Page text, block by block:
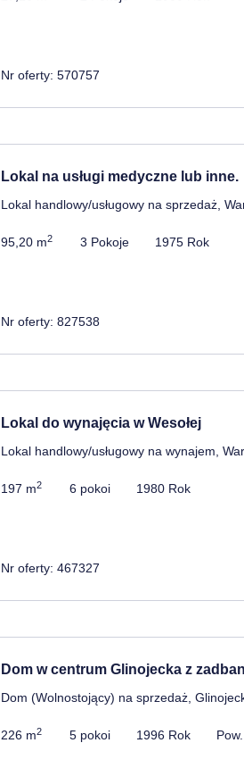
Nr oferty: 570757
Lokal na usługi medyczne lub inne.
Lokal handlowy/usługowy na sprzedaż,
95,20 m2 3 Pokoje 1975 Rok
Nr oferty: 827538
Lokal do wynajęcia w Wesołej
Lokal handlowy/usługowy na wynajem,
197 m2 6 pokoi 1980 Rok
Nr oferty: 467327
Dom w centrum Glinojecka z
Dom (Wolnostojący) na sprzedaż,
226 m2 5 pokoi 1996 Rok